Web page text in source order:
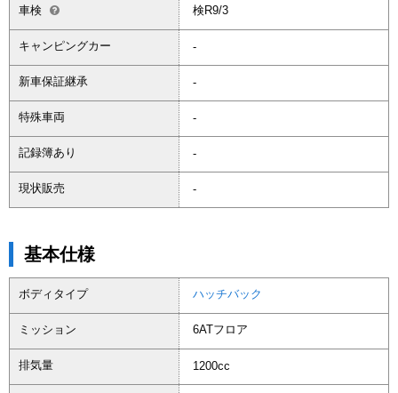
車検 検R9/3
キャンピングカー -
新車保証継承 -
特殊車両 -
記録簿あり -
現状販売 -
基本仕様
ボディタイプ ハッチバック
ミッション 6ATフロア
排気量 1200cc